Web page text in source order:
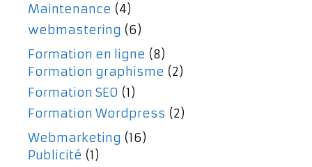
Maintenance (4)
webmastering (6)
Formation en ligne (8)
Formation graphisme (2)
Formation SEO (1)
Formation Wordpress (2)
Webmarketing (16)
Publicité (1)